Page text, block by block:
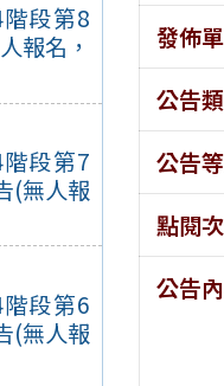
段第8
報名，
段第7
(無人報
段第6
(無人報
發佈
公告
公告
點閱
公告